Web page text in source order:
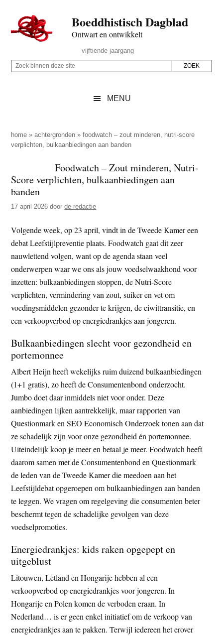
naar
de
inhoud
secondary
naar
de
sidebar
naar
de
Boeddhistisch Dagblad
Ontwart en ontwikkelt
Rechts
vijftiende jaargang
Z
p
d
z
e
s
t
e
Z
i
n
n
d
e
e
s
i
t
e
MENU
home »achtergronden »foodwatch – zout minderen, nutri-score
verplichten, bulkaanbiedingen aan banden
Foodwatch – Zout minderen, Nutri-
Score verplichten, bulkaanbiedingen aan
banden
17 april 2026 doorde redactie
Volgende week, op 23 april, vindt in de Tweede Kamer een
debat Leefstijlpreventie plaats. Foodwatch gaat dit zeer
nauwlettend volgen, want op de agenda staan veel
onderwerpen waar we ons als jouw voedselwaakhond voor
inzetten: bulkaanbiedingen stoppen, de Nutri-Score
verplichten, vermindering van zout, suiker en vet om
voedingsmiddelen gezonder te krijgen, de eiwittransitie, en
een verkoopverbod op energiedrankjes aan jongeren.
Bulkaanbiedingen slecht voor gezondheid en
portemonnee
Albert Heijn heeft wekelijks ruim duizend bulkaanbiedingen
(1+1 gratis), zo heeft de Consumentenbond onderzocht.
Jumbo doet daar inmiddels niet voor onder. Deze
aanbiedingen lijken aantrekkelijk, maar rapporten van
Questionmark en SEO Economisch Onderzoek tonen aan dat
ze schadelijk zijn voor onze gezondheid én portemonnee.
Uiteindelijk koop je meer en betaal je meer. Foodwatch heeft
daarom samen met de Consumentenbond en Questionmark
de leden van de Tweede Kamer die meedoen aan het
Leefstijldebat opgeroepen om bulkaanbiedingen aan banden
te leggen. We vragen om regelgeving die consumenten beter
beschermt tegen de schadelijke gevolgen van deze
voedselpromoties.
Energiedrankjes: kids raken opgepept en
uitgeblust
Litouwen, Letland en Hongarije hebben al een
verkoopverbod op energiedrankjes voor jongeren. In
Hongarije en Polen komen de verboden eraan. In
Nederland… is er geen enkel initiatief om de verkoop van
energiedrankjes aan te pakken. Terwijl iedereen het erover